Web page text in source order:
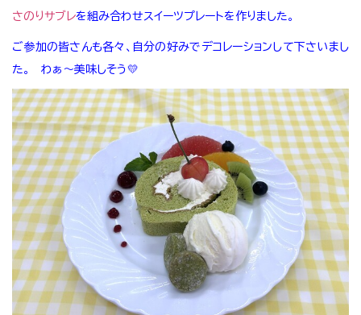
さのりサブレを組み合わせスイーツプレートを作りました。
ご参加の皆さんも各々、自分の好みでデコレーションして下さいまし
た。 わぁ～美味しそう💛